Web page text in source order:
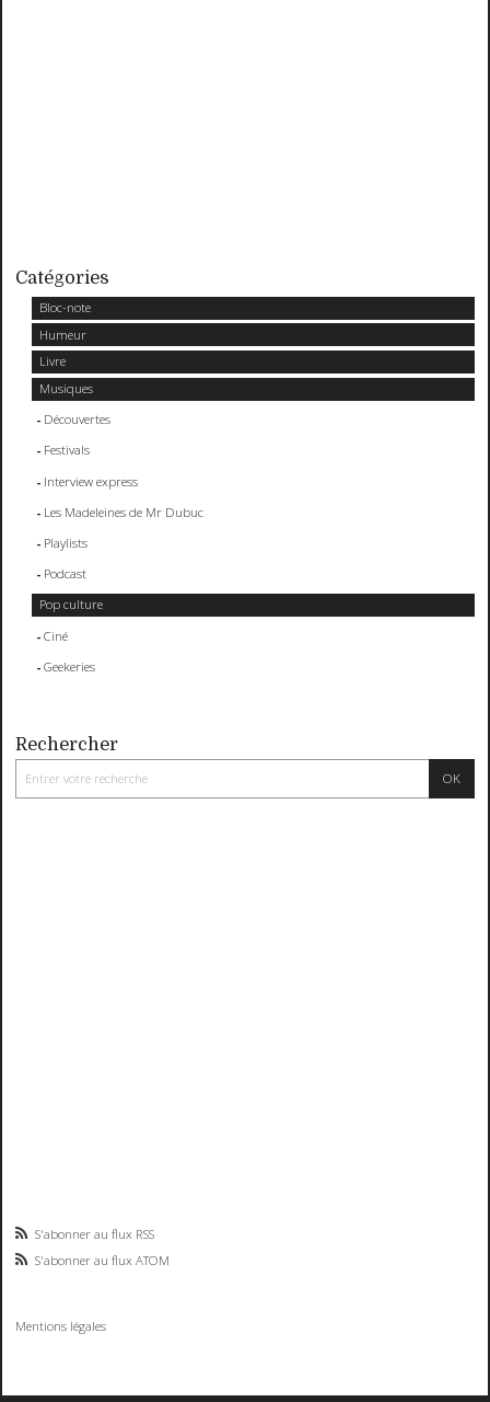
Catégories
Bloc-note
Humeur
Livre
Musiques
Découvertes
Festivals
Interview express
Les Madeleines de Mr Dubuc
Playlists
Podcast
Pop culture
Ciné
Geekeries
Rechercher
S'abonner au flux RSS
S'abonner au flux ATOM
Mentions légales